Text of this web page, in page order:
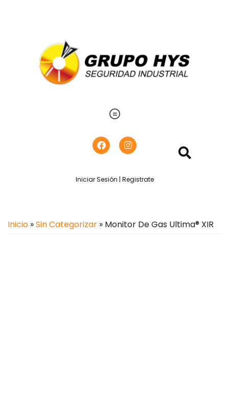
Iniciar Sesión | Registrate
Inicio »Sin Categorizar » Monitor De Gas Ultima® XIR